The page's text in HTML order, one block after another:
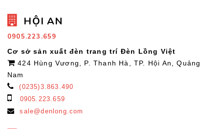
HỘI AN
0905.223.659
Cơ sở sản xuất đèn trang trí Đèn Lồng Việt
424 Hùng Vương, P. Thanh Hà, TP. Hội An, Quảng
Nam
(0235)3.863.490
0905.223.659
sale@denlong.com